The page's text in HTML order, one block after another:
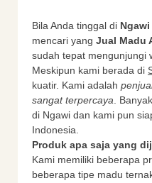
Bila Anda tinggal di Ngawi
mencari yang Jual Madu
sudah tepat mengunjungi
Meskipun kami berada di
kuatir. Kami adalah
sangat terpercaya.
di Ngawi dan kami pun
Indonesia.
Produk apa saja yang
Kami memiliki beberapa
beberapa tipe madu